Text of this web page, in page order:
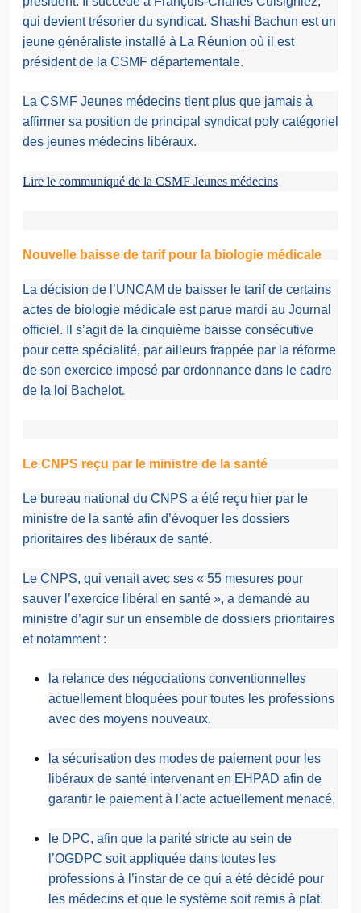
qui devient trésorier du syndicat. Shashi Bachun est un
jeune généraliste installé à La Réunion où il est
président de la CSMF départementale.
La CSMF Jeunes médecins tient plus que jamais à
affirmer sa position de principal syndicat poly catégoriel
des jeunes médecins libéraux.
Lire le communiqué de la CSMF Jeunes médecins
Nouvelle baisse de tarif pour la biologie médicale
La décision de l’UNCAM de baisser le tarif de certains
actes de biologie médicale est parue mardi au Journal
officiel. Il s’agit de la cinquième baisse consécutive
pour cette spécialité, par ailleurs frappée par la réforme
de son exercice imposé par ordonnance dans le cadre
de la loi Bachelot.
Le CNPS reçu par le ministre de la santé
Le bureau national du CNPS a été reçu hier par le
ministre de la santé afin d’évoquer les dossiers
prioritaires des libéraux de santé.
Le CNPS, qui venait avec ses « 55 mesures pour
sauver l’exercice libéral en santé », a demandé au
ministre d’agir sur un ensemble de dossiers prioritaires
et notamment :
la relance des négociations conventionnelles
actuellement bloquées pour toutes les professions
avec des moyens nouveaux,
la sécurisation des modes de paiement pour les
libéraux de santé intervenant en EHPAD afin de
garantir le paiement à l’acte actuellement menacé,
le DPC, afin que la parité stricte au sein de
l’OGDPC soit appliquée dans toutes les
professions à l’instar de ce qui a été décidé pour
les médecins et que le système soit remis à plat.